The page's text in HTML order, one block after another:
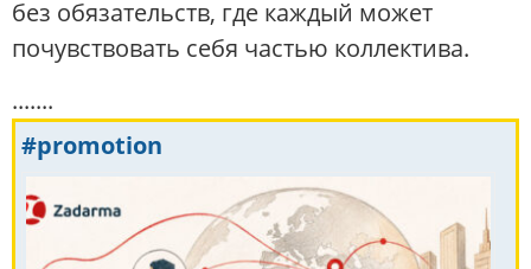
без обязательств, где каждый может
почувствовать себя частью коллектива.
.......
#promotion